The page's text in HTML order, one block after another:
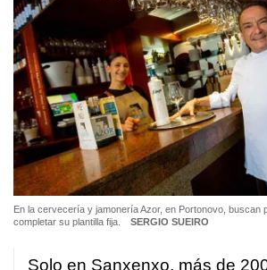
En la cervecería y jamonería Azor, en Portonovo, buscan
completar su plantilla fija.
SERGIO SUEIRO
Solo en Sanxenxo, más de